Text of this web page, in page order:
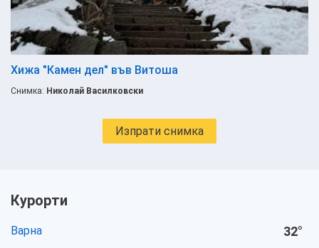
Хижа "Камен дел" във Витоша
Снимка: Николай Василковски
Изпрати снимка
Курорти
Варна 32°